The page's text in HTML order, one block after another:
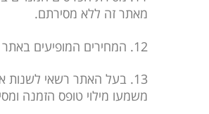
מאתר זה ללא מסירתם.
12. המחירים המופיעים באתר כוללים מע”מ, אלא אם צוין במפורש אחרת.
13. בעל האתר רשאי לשנות
משמעו מילוי טופס הזמנה